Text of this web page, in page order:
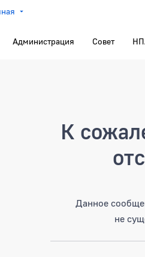
Администрация Совет
К
Данное
не